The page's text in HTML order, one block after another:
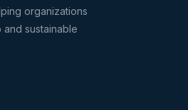
organizations
sustainable